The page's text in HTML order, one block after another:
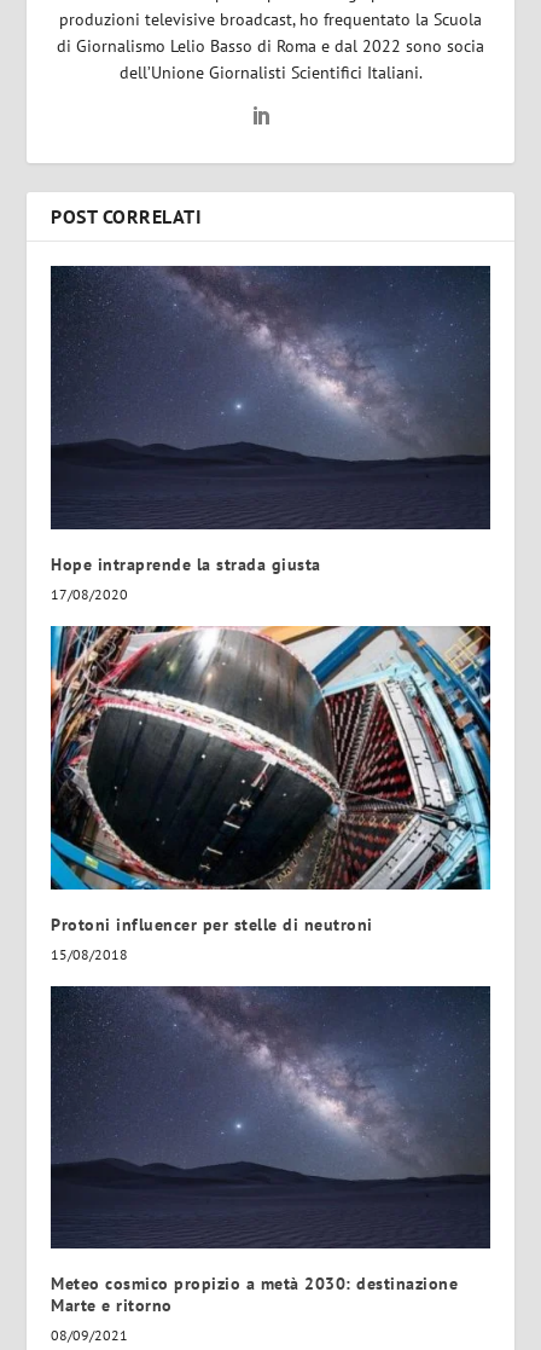
produzioni televisive broadcast, ho frequentato la Scuola
di Giornalismo Lelio Basso di Roma e dal 2022 sono socia
dell’Unione Giornalisti Scientifici Italiani.
POST CORRELATI
Hope intraprende la strada giusta
17/08/2020
Protoni influencer per stelle di neutroni
15/08/2018
Meteo cosmico propizio a metà 2030: destinazione
Marte e ritorno
08/09/2021